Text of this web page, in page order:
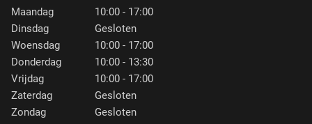
Maandag
10:00 - 17:00
Dinsdag
Gesloten
Woensdag
10:00 - 17:00
Donderdag
10:00 - 13:30
Vrijdag
10:00 - 17:00
Zaterdag
Gesloten
Zondag
Gesloten